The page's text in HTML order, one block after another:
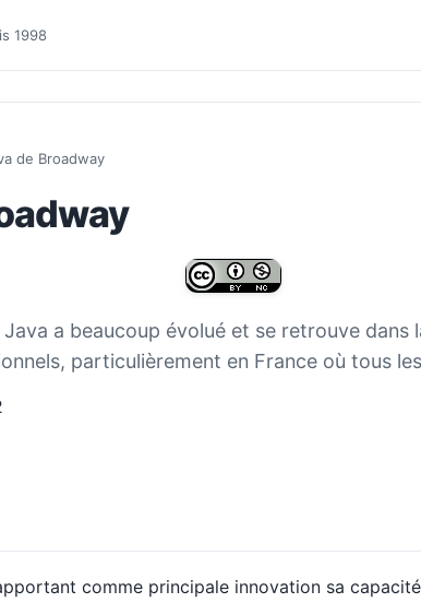
1998
de Broadway
Java a beaucoup évolué et se retrouve dans
particulièrement en France où tous
comme principale innovation sa